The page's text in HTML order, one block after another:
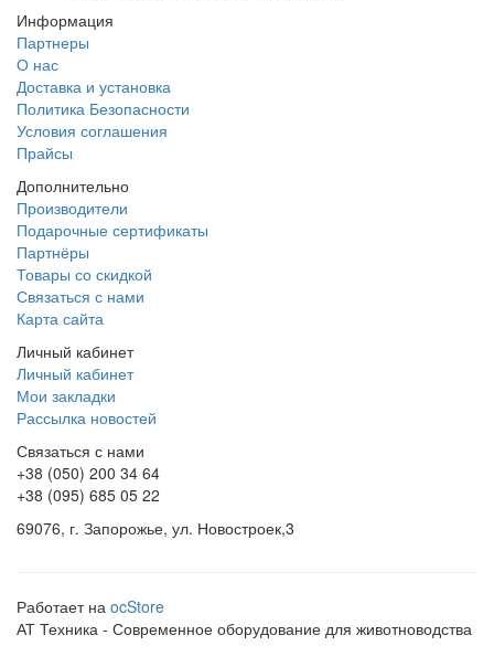
Информация
Партнеры
О нас
Доставка и установка
Политика Безопасности
Условия соглашения
Прайсы
Дополнительно
Производители
Подарочные сертификаты
Партнёры
Товары со скидкой
Связаться с нами
Карта сайта
Личный кабинет
Личный кабинет
Мои закладки
Рассылка новостей
Связаться с нами
+38 (050) 200 34 64
+38 (095) 685 05 22
69076, г. Запорожье, ул. Новостроек,3
Работает на ocStore
АТ Техника - Современное оборудование для животноводства